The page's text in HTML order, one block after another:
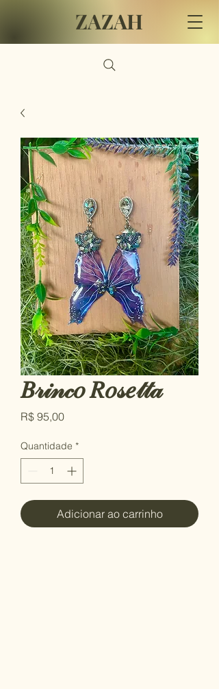
ZAZAH
𝐵𝓇𝒾𝓃𝒸𝑜 𝑅𝑜𝓈𝑒𝓉𝓉𝒶
R$ 95,00Preço
Quantidade *
Adicionar ao carrinho